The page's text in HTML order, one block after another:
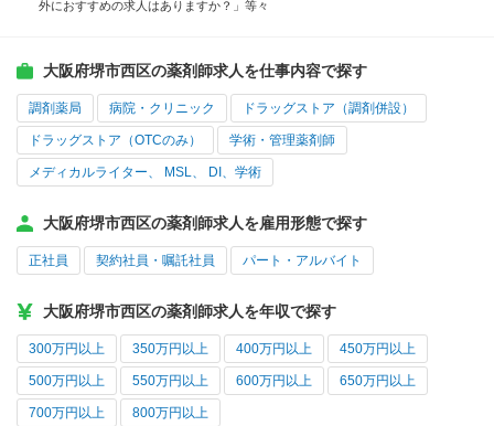
外におすすめの求人はありますか？」等々
大阪府堺市西区の薬剤師求人を仕事内容で探す
調剤薬局 病院・クリニック ドラッグストア（調剤併設）
ドラッグストア（OTCのみ） 学術・管理薬剤師
メディカルライター、 MSL、 DI、学術
大阪府堺市西区の薬剤師求人を雇用形態で探す
正社員 契約社員・嘱託社員 パート・アルバイト
大阪府堺市西区の薬剤師求人を年収で探す
300万円以上 350万円以上 400万円以上 450万円以上
500万円以上 550万円以上 600万円以上 650万円以上
700万円以上 800万円以上